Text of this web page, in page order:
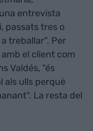
entrevista
passats tres o
treballar". Per
el client com
Valdés, "és
als ulls perquè
La resta del